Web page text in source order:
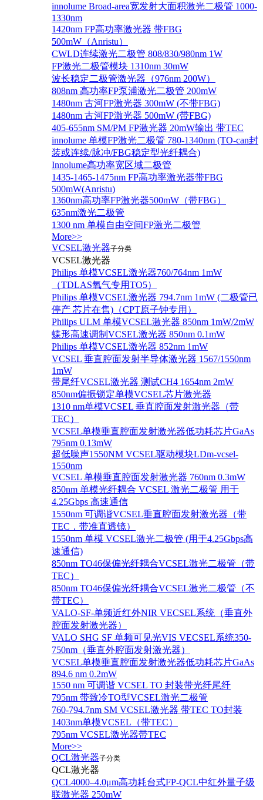
innolume Broad-area宽发射大面积激光二极管 1000-
1330nm
1420nm FP高功率激光器 带FBG
500mW（Anristu）
CWLD连续激光二极管 808/830/980nm 1W
FP激光二极管模块 1310nm 30mW
波长稳定二极管激光器（976nm 200W）
808nm 高功率FP泵浦激光二极管 200mW
1480nm 古河FP激光器 300mW (不带FBG)
1480nm 古河FP激光器 500mW (带FBG)
405-655nm SM/PM FP激光器 20mW输出 带TEC
innolume 单模FP激光二极管 780-1340nm (TO-can封
装或连续/脉冲/FBG稳定型光纤耦合)
Innolume高功率宽区域二极管
1435-1465-1475nm FP高功率激光器带FBG
500mW(Anristu)
1360nm高功率FP激光器500mW（带FBG）
635nm激光二极管
1300 nm 单模自由空间FP激光二极管
More>>
VCSEL激光器子分类
VCSEL激光器
Philips 单模VCSEL激光器760/764nm 1mW
（TDLAS氧气专用TO5）
Philips 单模VCSEL激光器 794.7nm 1mW (二极管已
停产 芯片在售)（CPT原子钟专用）
Philips ULM 单模VCSEL激光器 850nm 1mW/2mW
蝶形高速调制VCSEL激光器 850nm 0.1mW
Philips 单模VCSEL激光器 852nm 1mW
VCSEL 垂直腔面发射半导体激光器 1567/1550nm
1mW
带尾纤VCSEL激光器 测试CH4 1654nm 2mW
850nm偏振锁定单模VCSEL芯片激光器
1310 nm单模VCSEL 垂直腔面发射激光器（带
TEC）
VCSEL单模垂直腔面发射激光器低功耗芯片GaAs
795nm 0.13mW
超低噪声1550NM VCSEL驱动模块LDm-vcsel-
1550nm
VCSEL 单模垂直腔面发射激光器 760nm 0.3mW
850nm 单模光纤耦合 VCSEL 激光二极管 用于
4.25Gbps 高速通信
1550nm 可调谐VCSEL垂直腔面发射激光器（带
TEC，带准直透镜）
1550nm 单模 VCSEL激光二极管 (用于4.25Gbps高
速通信)
850nm TO46保偏光纤耦合VCSEL激光二极管（带
TEC）
850nm TO46保偏光纤耦合VCSEL激光二极管（不
带TEC）
VALO-SF-单频近红外NIR VECSEL系统（垂直外
腔面发射激光器）
VALO SHG SF 单频可见光VIS VECSEL系统350-
750nm（垂直外腔面发射激光器）
VCSEL单模垂直腔面发射激光器低功耗芯片GaAs
894.6 nm 0.2mW
1550 nm 可调谐 VCSEL TO 封装带光纤尾纤
795nm 带致冷TO型VCSEL激光二极管
760-794.7nm SM VCSEL激光器 带TEC TO封装
1403nm单模VCSEL（带TEC）
795nm VCSEL激光器带TEC
More>>
QCL激光器子分类
QCL激光器
QCL4000–4.0μm高功耗台式FP-QCL中红外量子级
联激光器 250mW